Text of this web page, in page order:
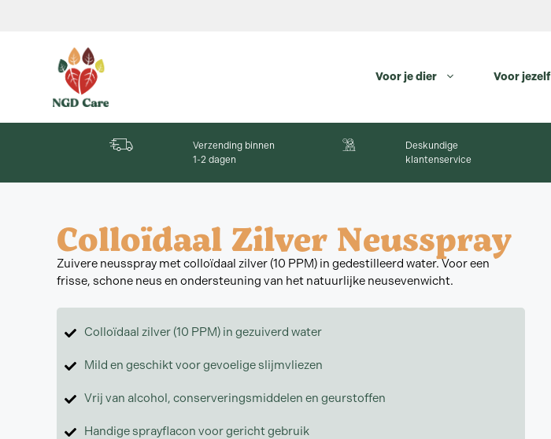
Voor je dier Voor jezelf
Verzending binnen
1-2 dagen
Deskundige
klantenservice
Colloïdaal Zilver Neusspray
Zuivere neusspray met colloïdaal zilver (10 PPM) in gedestilleerd water. Voor een
frisse, schone neus en ondersteuning van het natuurlijke neusevenwicht.
Colloïdaal zilver (10 PPM) in gezuiverd water
Mild en geschikt voor gevoelige slijmvliezen
Vrij van alcohol, conserveringsmiddelen en geurstoffen
Handige sprayflacon voor gericht gebruik